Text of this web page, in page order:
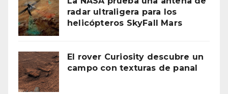
radar ultraligera para los
helicópteros SkyFall Mars
El rover Curiosity descubre un
campo con texturas de panal